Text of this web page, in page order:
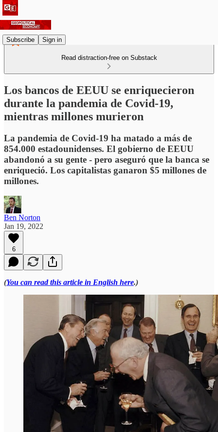
Subscribe Sign in
Read distraction-free on Substack
Los bancos de EEUU se enriquecieron
durante la pandemia de Covid-19,
mientras millones murieron
La pandemia de Covid-19 ha matado a más de
854.000 estadounidenses. El gobierno de EEUU
abandonó a su gente - pero aseguró que la banca se
enriqueció. Los capitalistas ganaron $5 millones de
millones.
Ben Norton
Jan 19, 2022
6
(You can read this article in English here.)